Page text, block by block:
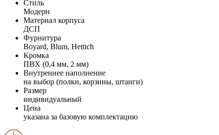
Стиль
Модерн
Материал корпуса
ДСП
Фурнитура
Boyard, Blum, Hettich
Кромка
ПВХ (0,4 мм, 2 мм)
Внутреннее наполнение
на выбор (полки, корзины, штанги)
Размер
индивидуальный
Цена
указана за базовую комплектацию